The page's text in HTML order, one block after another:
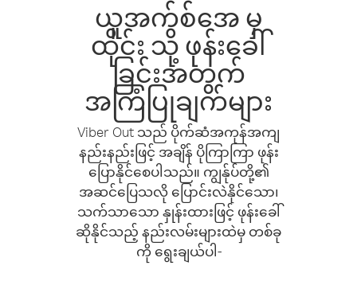
ယူအက်စ်အေ မှ
ထိုင်း သို့ ဖုန်းခေါ်
ခြင်းအတွက်
အကြံပြုချက်များ
Viber Out သည် ပိုက်ဆံအကုန်အကျ
နည်းနည်းဖြင့် အချိန် ပိုကြာကြာ ဖုန်း
ပြောနိုင်စေပါသည်။ ကျွန်ုပ်တို့၏
အဆင်ပြေသလို ပြောင်းလဲနိုင်သော၊
သက်သာသော နှုန်းထားဖြင့် ဖုန်းခေါ်
ဆိုနိုင်သည့် နည်းလမ်းများထဲမှ တစ်ခု
ကို ရွေးချယ်ပါ-